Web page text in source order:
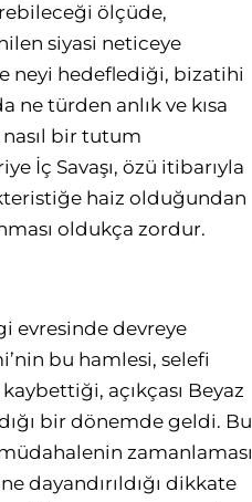
ölçüde,
siyasi neticeye
neyi hedeflediği, bizatihi
türden anlık ve kısa
bir tutum
İç Savaşı, özü itibarıyla
haiz olduğundan
oldukça zordur.
evresinde devreye
bu hamlesi, selefi
açıkçası Beyaz
bir dönemde geldi. Bu
zamanlaması
dayandırıldığı dikkate